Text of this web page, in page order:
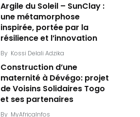
Argile du Soleil – SunClay :
une métamorphose
inspirée, portée par la
résilience et l’innovation
By Kossi Delali Adzika
Construction d’une
maternité à Dévégo: projet
de Voisins Solidaires Togo
et ses partenaires
By MyAfricaInfos